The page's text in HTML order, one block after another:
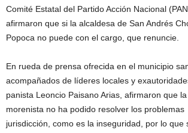
Comité Estatal del Partido Acción Nacional
afirmaron que si la alcaldesa de San Andrés
Popoca no puede con el cargo, que renuncie.
En rueda de prensa ofrecida en el municipio
acompañados de líderes locales y
panista Leoncio Paisano Arias, afirmaron que
morenista no ha podido resolver los
jurisdicción, como es la inseguridad, por lo que